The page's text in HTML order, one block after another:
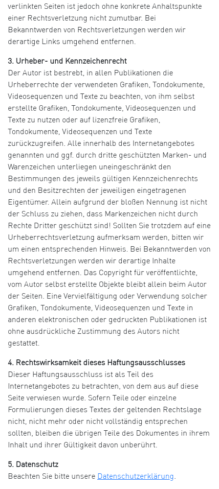
verlinkten Seiten ist jedoch ohne konkrete Anhaltspunkte
einer Rechtsverletzung nicht zumutbar. Bei
Bekanntwerden von Rechtsverletzungen werden wir
derartige Links umgehend entfernen.
3. Urheber- und Kennzeichenrecht
Der Autor ist bestrebt, in allen Publikationen die
Urheberrechte der verwendeten Grafiken, Tondokumente,
Videosequenzen und Texte zu beachten, von ihm selbst
erstellte Grafiken, Tondokumente, Videosequenzen und
Texte zu nutzen oder auf lizenzfreie Grafiken,
Tondokumente, Videosequenzen und Texte
zurückzugreifen. Alle innerhalb des Internetangebotes
genannten und ggf. durch dritte geschützten Marken- und
Warenzeichen unterliegen uneingeschränkt den
Bestimmungen des jeweils gültigen Kennzeichenrechts
und den Besitzrechten der jeweiligen eingetragenen
Eigentümer. Allein aufgrund der bloßen Nennung ist nicht
der Schluss zu ziehen, dass Markenzeichen nicht durch
Rechte Dritter geschützt sind! Sollten Sie trotzdem auf eine
Urheberrechtsverletzung aufmerksam werden, bitten wir
um einen entsprechenden Hinweis. Bei Bekanntwerden von
Rechtsverletzungen werden wir derartige Inhalte
umgehend entfernen. Das Copyright für veröffentlichte,
vom Autor selbst erstellte Objekte bleibt allein beim Autor
der Seiten. Eine Vervielfältigung oder Verwendung solcher
Grafiken, Tondokumente, Videosequenzen und Texte in
anderen elektronischen oder gedruckten Publikationen ist
ohne ausdrückliche Zustimmung des Autors nicht
gestattet.
4. Rechtswirksamkeit dieses Haftungsausschlusses
Dieser Haftungsausschluss ist als Teil des
Internetangebotes zu betrachten, von dem aus auf diese
Seite verwiesen wurde. Sofern Teile oder einzelne
Formulierungen dieses Textes der geltenden Rechtslage
nicht, nicht mehr oder nicht vollständig entsprechen
sollten, bleiben die übrigen Teile des Dokumentes in ihrem
Inhalt und ihrer Gültigkeit davon unberührt.
5. Datenschutz
Beachten Sie bitte unsere Datenschutzerklärung.